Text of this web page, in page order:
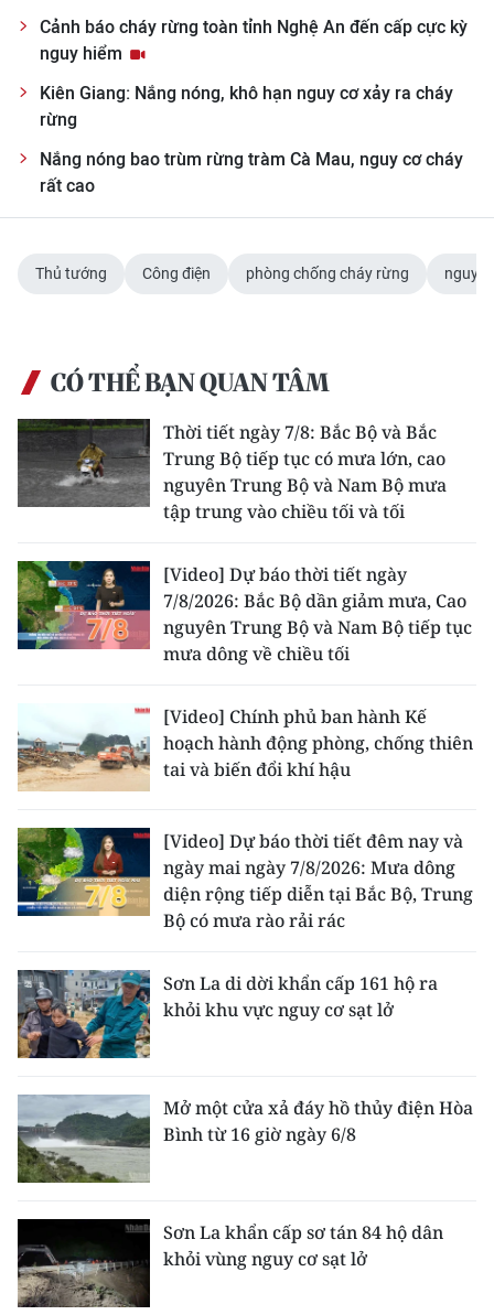
Cảnh báo cháy rừng toàn tỉnh Nghệ An đến cấp cực kỳ
nguy hiểm
Kiên Giang: Nắng nóng, khô hạn nguy cơ xảy ra cháy
rừng
Nắng nóng bao trùm rừng tràm Cà Mau, nguy cơ cháy
rất cao
Thủ tướng Công điện phòng chống cháy rừng nguy
CÓ THỂ BẠN QUAN TÂM
Thời tiết ngày 7/8: Bắc Bộ và Bắc
Trung Bộ tiếp tục có mưa lớn, cao
nguyên Trung Bộ và Nam Bộ mưa
tập trung vào chiều tối và tối
[Video] Dự báo thời tiết ngày
7/8/2026: Bắc Bộ dần giảm mưa, Cao
nguyên Trung Bộ và Nam Bộ tiếp tục
mưa dông về chiều tối
[Video] Chính phủ ban hành Kế
hoạch hành động phòng, chống thiên
tai và biến đổi khí hậu
[Video] Dự báo thời tiết đêm nay và
ngày mai ngày 7/8/2026: Mưa dông
diện rộng tiếp diễn tại Bắc Bộ, Trung
Bộ có mưa rào rải rác
Sơn La di dời khẩn cấp 161 hộ ra
khỏi khu vực nguy cơ sạt lở
Mở một cửa xả đáy hồ thủy điện Hòa
Bình từ 16 giờ ngày 6/8
Sơn La khẩn cấp sơ tán 84 hộ dân
khỏi vùng nguy cơ sạt lở